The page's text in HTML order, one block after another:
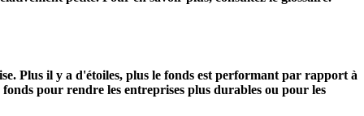
Plus il y a d'étoiles, plus le fonds est performant par rapport à
pour rendre les entreprises plus durables ou pour les